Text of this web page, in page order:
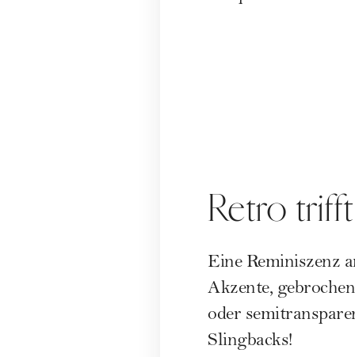
Retro
Eine Reminiszenz
Akzente,
oder
Slingbacks!